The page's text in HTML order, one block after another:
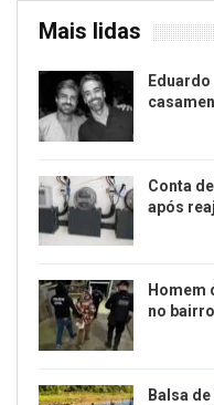
Mais lidas
Conta
após
Homem
no
Balsa